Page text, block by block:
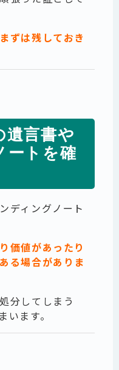
ずは残しておき
遺言書や
ートを確
ディングノート
価値があったり
る場合がありま
分してしまう
います。